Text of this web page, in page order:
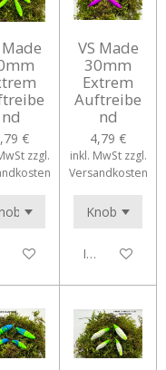
Made
nd
€
zzgl.
Warenkorb
VS Made
30mm
Extrem
Auftreibe
nd
4,79 €
inkl. MwSt zzgl.
Versandkosten
In den